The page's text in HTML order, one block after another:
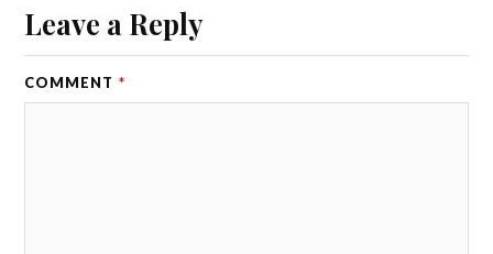
Leave a Reply
COMMENT *